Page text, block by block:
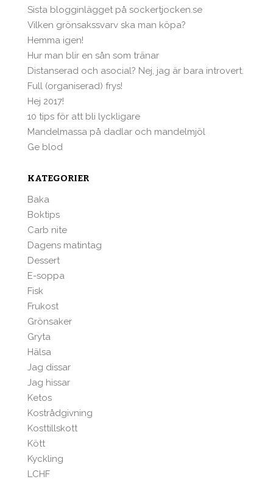
Sista blogginlägget på sockertjocken.se
Vilken grönsakssvarv ska man köpa?
Hemma igen!
Hur man blir en sån som tränar
Distanserad och asocial? Nej, jag är bara introvert.
Full (organiserad) frys!
Hej 2017!
10 tips för att bli lyckligare
Mandelmassa på dadlar och mandelmjöl
Ge blod
KATEGORIER
Baka
Boktips
Carb nite
Dagens matintag
Dessert
E-soppa
Fisk
Frukost
Grönsaker
Gryta
Hälsa
Jag dissar
Jag hissar
Ketos
Kostrådgivning
Kosttillskott
Kött
Kyckling
LCHF